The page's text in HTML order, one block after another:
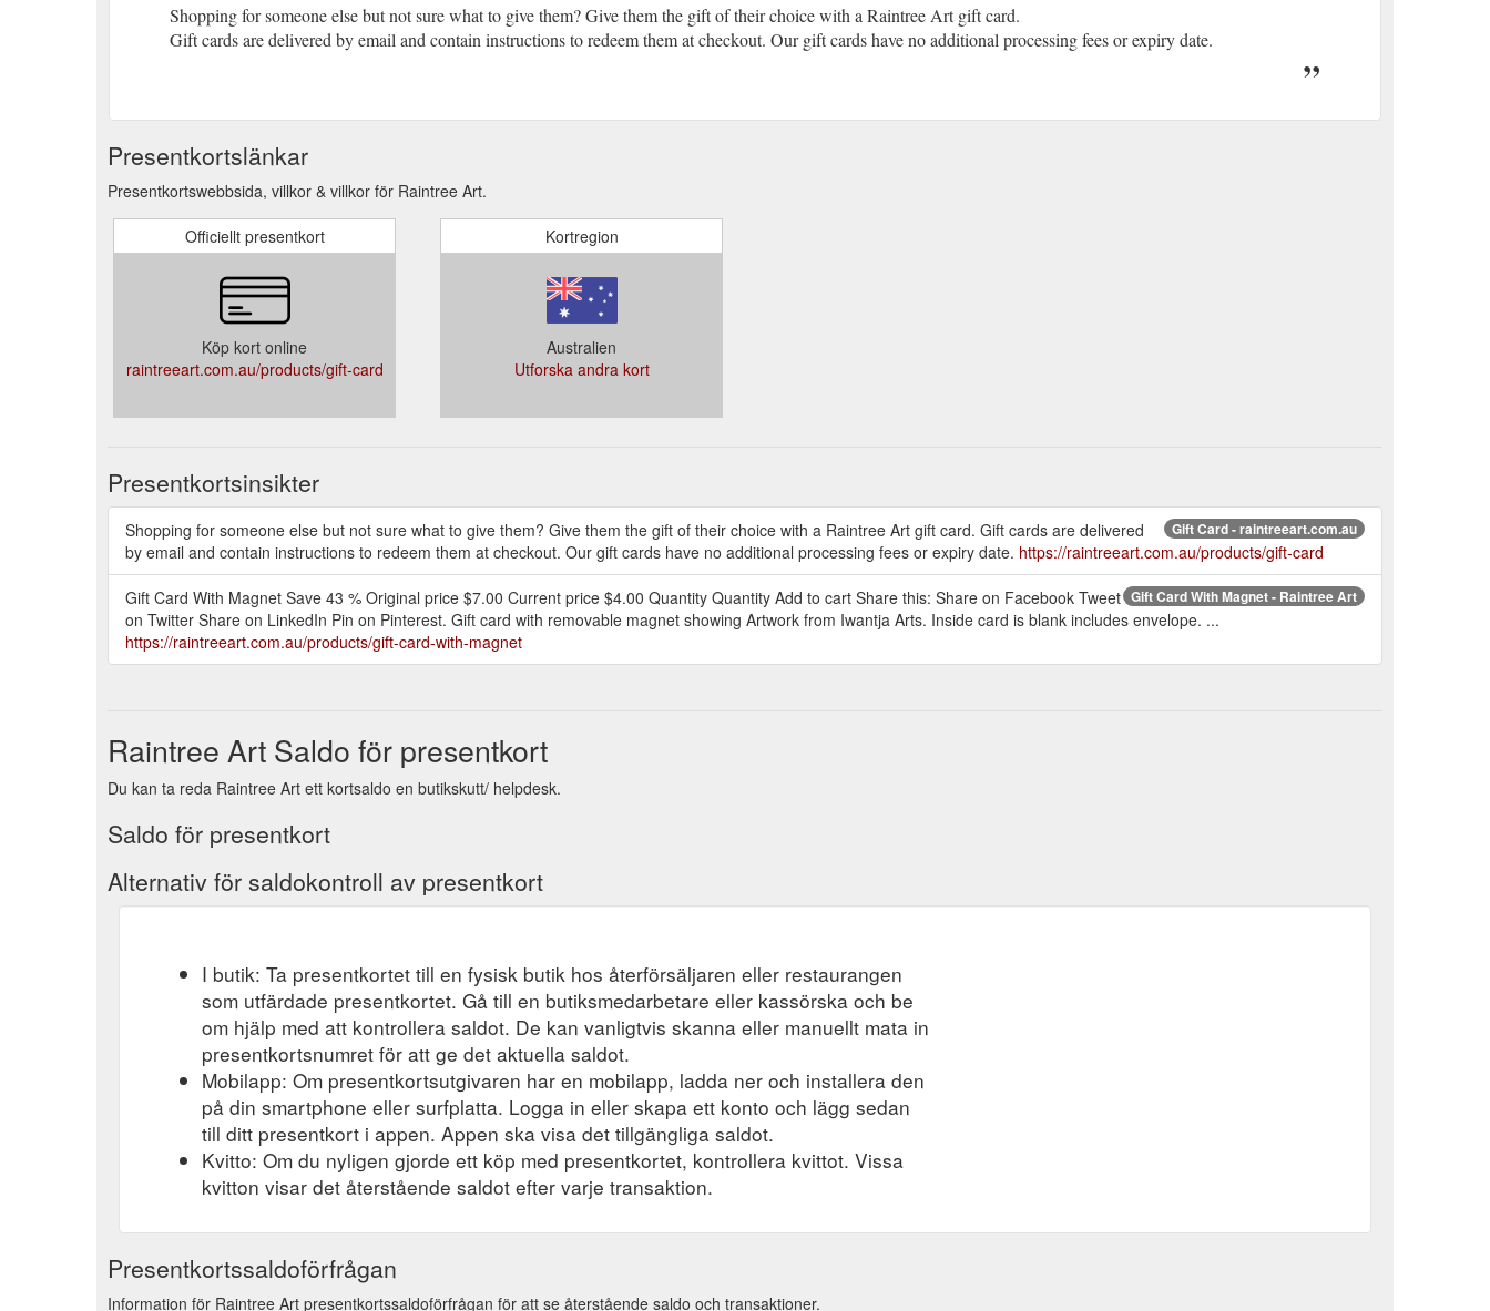
Shopping for someone else but not sure what to give them? Give them the gift of their choice with a Raintree Art gift card.
Gift cards are delivered by email and contain instructions to redeem them at checkout. Our gift cards have no additional processing fees or expiry date.
Presentkortslänkar
Presentkortswebbsida, villkor & villkor för Raintree Art.
Officiellt presentkort
Köp kort online
raintreeart.com.au/products/gift-card
Kortregion
Australien
Utforska andra kort
Presentkortsinsikter
Gift Card - raintreeart.com.au
Shopping for someone else but not sure what to give them? Give them the gift of their choice with a Raintree Art gift card. Gift cards are delivered
by email and contain instructions to redeem them at checkout. Our gift cards have no additional processing fees or expiry date. https://raintreeart.com.au/products/gift-card
Gift Card With Magnet - Raintree Art
Gift Card With Magnet Save 43 % Original price $7.00 Current price $4.00 Quantity Quantity Add to cart Share this: Share on Facebook Tweet
on Twitter Share on LinkedIn Pin on Pinterest. Gift card with removable magnet showing Artwork from Iwantja Arts. Inside card is blank includes envelope. ...
https://raintreeart.com.au/products/gift-card-with-magnet
Raintree Art Saldo för presentkort
Du kan ta reda Raintree Art ett kortsaldo en butikskutt/ helpdesk.
Saldo för presentkort
Alternativ för saldokontroll av presentkort
I butik: Ta presentkortet till en fysisk butik hos återförsäljaren eller restaurangen
som utfärdade presentkortet. Gå till en butiksmedarbetare eller kassörska och be
om hjälp med att kontrollera saldot. De kan vanligtvis skanna eller manuellt mata in
presentkortsnumret för att ge det aktuella saldot.
Mobilapp: Om presentkortsutgivaren har en mobilapp, ladda ner och installera den
på din smartphone eller surfplatta. Logga in eller skapa ett konto och lägg sedan
till ditt presentkort i appen. Appen ska visa det tillgängliga saldot.
Kvitto: Om du nyligen gjorde ett köp med presentkortet, kontrollera kvittot. Vissa
kvitton visar det återstående saldot efter varje transaktion.
Presentkortssaldoförfrågan
Information för Raintree Art presentkortssaldoförfrågan för att se återstående saldo och transaktioner.